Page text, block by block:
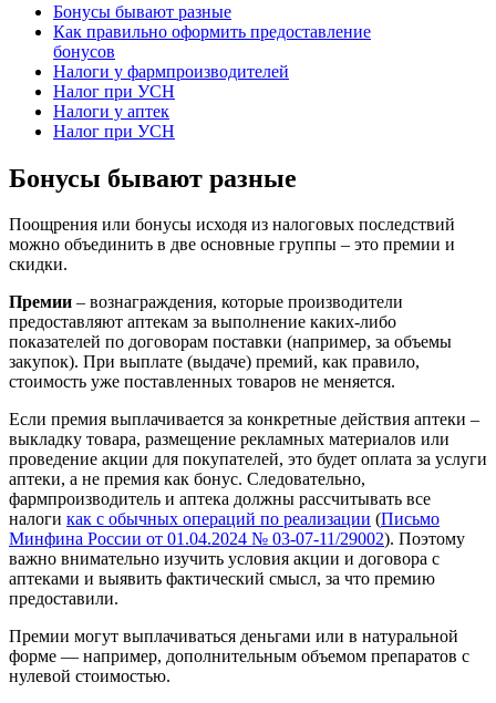
Бонусы бывают разные
Как правильно оформить предоставление
бонусов
Налоги у фармпроизводителей
Налог при УСН
Налоги у аптек
Налог при УСН
Бонусы бывают разные
Поощрения или бонусы исходя из налоговых последствий
можно объединить в две основные группы – это премии и
скидки.
Премии – вознаграждения, которые производители
предоставляют аптекам за выполнение каких-либо
показателей по договорам поставки (например, за объемы
закупок). При выплате (выдаче) премий, как правило,
стоимость уже поставленных товаров не меняется.
Если премия выплачивается за конкретные действия аптеки –
выкладку товара, размещение рекламных материалов или
проведение акции для покупателей, это будет оплата за услуги
аптеки, а не премия как бонус. Следовательно,
фармпроизводитель и аптека должны рассчитывать все
налоги как с обычных операций по реализации (Письмо
Минфина России от 01.04.2024 № 03-07-11/29002). Поэтому
важно внимательно изучить условия акции и договора с
аптеками и выявить фактический смысл, за что премию
предоставили.
Премии могут выплачиваться деньгами или в натуральной
форме — например, дополнительным объемом препаратов с
нулевой стоимостью.